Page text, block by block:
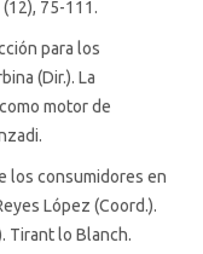
75-111.
para los
(Dir.). La
motor de
los consumidores en
López (Coord.).
Tirant lo Blanch.